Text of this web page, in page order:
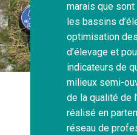
marais que
les bassins
optimisation
d’élevage et
indicateurs de
milieux semi-
de la qualité de
réalisé en
réseau de